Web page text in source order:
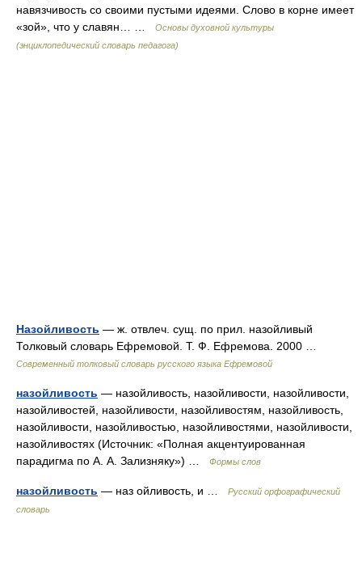
навязчивость со своими пустыми идеями. Слово в корне имеет
«зой», что у славян… …
Основы духовной культуры
(энциклопедический словарь педагога)
Назойливость — ж. отвлеч. сущ. по прил. назойливый
Толковый словарь Ефремовой. Т. Ф. Ефремова. 2000 …
Современный толковый словарь русского языка Ефремовой
назойливость — назойливость, назойливости, назойливости,
назойливостей, назойливости, назойливостям, назойливость,
назойливости, назойливостью, назойливостями, назойливости,
назойливостях (Источник: «Полная акцентуированная
парадигма по А. А. Зализняку») …
Формы слов
назойливость — наз ойливость, и …
Русский орфографический
словарь